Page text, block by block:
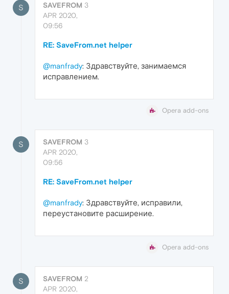
S SAVEFROM 3
APR 2020,
09:56
RE: SaveFrom.net helper
@manfrady: Здравствуйте, занимаемся
исправлением.
Opera add-ons
S SAVEFROM 3
APR 2020,
09:56
RE: SaveFrom.net helper
@manfrady: Здравствуйте, исправили,
переустановите расширение.
Opera add-ons
S SAVEFROM 2
APR 2020,